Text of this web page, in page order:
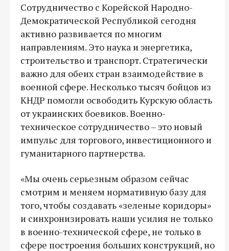
Сотрудничество с Корейской Народно-
Демократической Республикой сегодня
активно развивается по многим
направлениям. Это наука и энергетика,
строительство и транспорт. Стратегически
важно для обеих стран взаимодействие в
военной сфере. Несколько тысяч бойцов из
КНДР помогли освободить Курскую область
от украинских боевиков. Военно-
техническое сотрудничество – это новый
импульс для торгового, инвестиционного и
гуманитарного партнерства.
«Мы очень серьезным образом сейчас
смотрим и меняем нормативную базу для
того, чтобы создавать «зеленые коридоры»
и синхронизировать наши усилия не только
в военно-технической сфере, не только в
сфере построения больших конструкций, но